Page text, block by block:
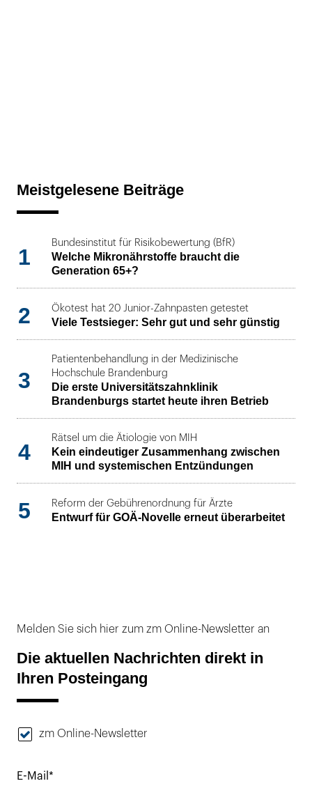
Meistgelesene Beiträge
1
Bundesinstitut für Risikobewertung (BfR)
Welche Mikronährstoffe braucht die
Generation 65+?
2 Ökotest hat 20 Junior-Zahnpasten getestet
Viele Testsieger: Sehr gut und sehr günstig
3
Patientenbehandlung in der Medizinische
Hochschule Brandenburg
Die erste Universitätszahnklinik
Brandenburgs startet heute ihren Betrieb
4
Rätsel um die Ätiologie von MIH
Kein eindeutiger Zusammenhang zwischen
MIH und systemischen Entzündungen
5 Reform der Gebührenordnung für Ärzte
Entwurf für GOÄ-Novelle erneut überarbeitet
Melden Sie sich hier zum zm Online-Newsletter an
Die aktuellen Nachrichten direkt in
Ihren Posteingang
zm Online-Newsletter
E-Mail*